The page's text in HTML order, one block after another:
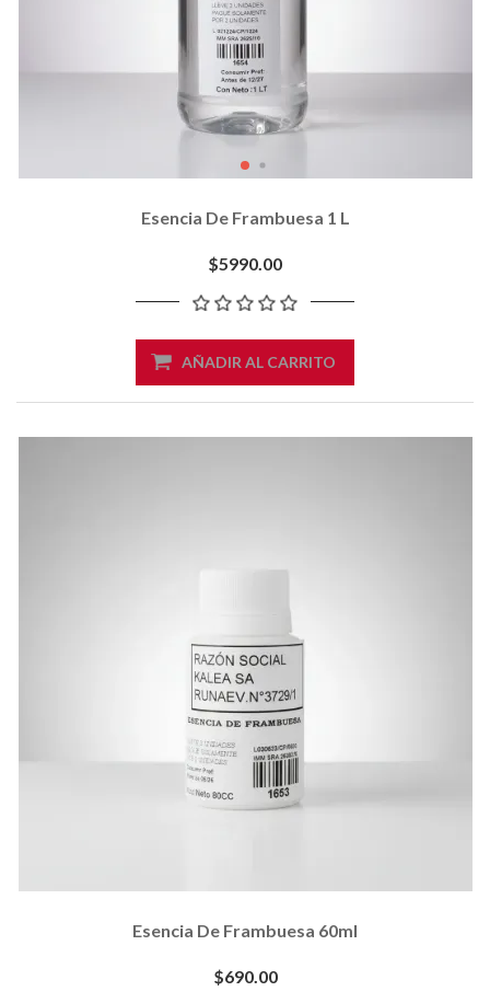
Esencia De Frambuesa 1 L
$5990.00
AÑADIR AL CARRITO
Esencia De Frambuesa 60ml
$690.00